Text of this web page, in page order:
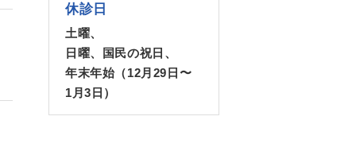
休診日
土曜、
日曜、国民の祝日、
年末年始（12月29日〜
1月3日）